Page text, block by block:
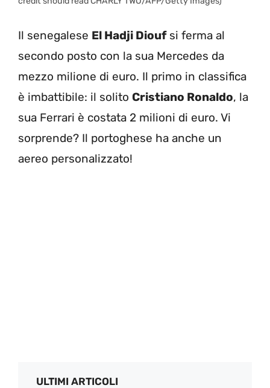
Il senegalese El Hadji Dioufsi ferma al
secondo posto con la sua Mercedes da
mezzo milione di euro. Il primo in classifica
è imbattibile: il solito Cristiano Ronaldo, la
sua Ferrari è costata 2 milioni di euro. Vi
sorprende? Il portoghese ha anche un
aereo personalizzato!
ULTIMI ARTICOLI